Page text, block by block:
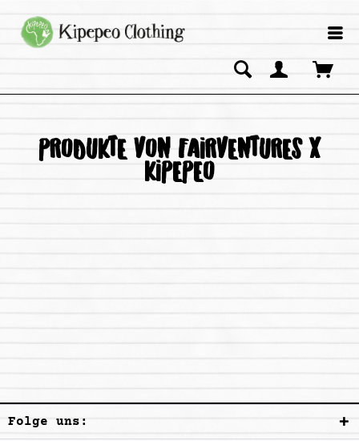
PRODUKTE VON FAIRVENTURES X
KIPEPEO
Folge uns: